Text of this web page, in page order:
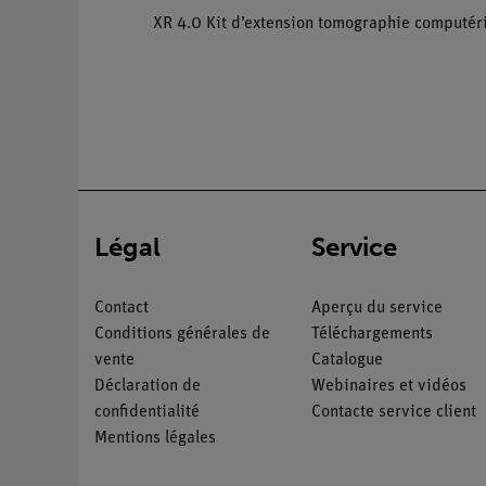
XR 4.0 Kit d’extension tomographie
Légal
Contact
Conditions générales de
vente
Déclaration de
confidentialité
Mentions légales
Service
Aperçu du service
Téléchargements
Catalogue
Webinaires et vidéos
Contacte service client